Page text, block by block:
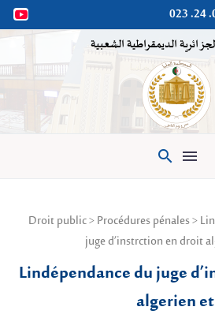
الديمقراطية الشعبية

> Droit public > Procédures pénales >
juge d’instrction en droit
Lindépendance du juge
algerien